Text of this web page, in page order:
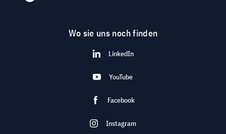
Wo sie uns noch finden
LinkedIn
YouTube
Facebook
Instagram